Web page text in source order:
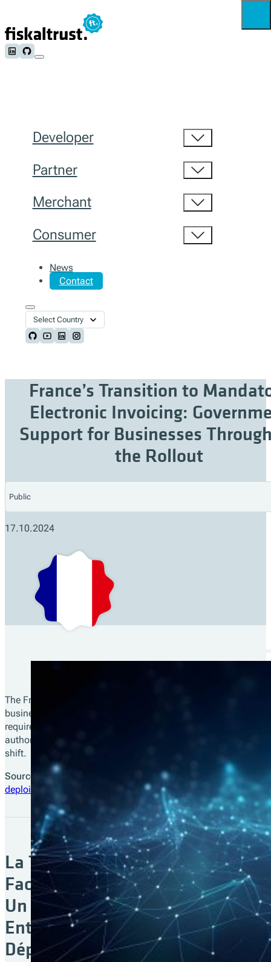
Follow us on LinkedIn
Follow us on Github
Developer
Partner
Merchant
Consumer
News
Contact
Select Country
Follow us on Github
Follow us on Youtube
Follow us on LinkedIn
Follow us on Instagram
France’s Transition to
Electronic Invoicing:
Support for Businesses
the Rollout
Public
17.10.2024
The French government is rolling out mandatory electronic
business efficiency and compliance with VAT requirements.
required to issue and receive electronic invoices first,
authorized to assist businesses in managing their invoices
shift.
Sources :https://www.economie.gouv.fr/actualites/
deploiement
La Transition de la France vers la
Facturation Électronique
Un Soutien Gouvernemental
Entreprises tout au long du
Déploiement